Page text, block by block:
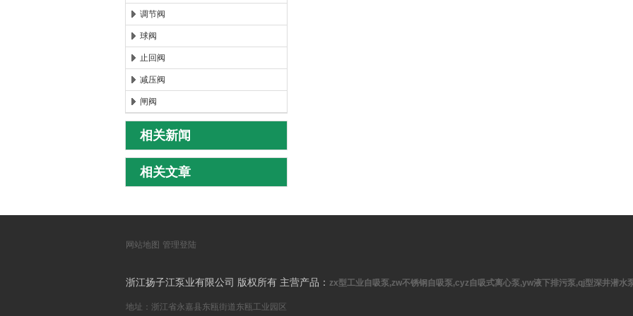
调节阀
球阀
止回阀
减压阀
闸阀
相关新闻
相关文章
网站地图 管理登陆
浙江扬子江泵业有限公司 版权所有 主营产品： zx型工业自吸泵,zw不锈钢自吸泵,cyz自吸式离心泵,yw液下排污泵,qj型深井潜水
地址：浙江省永嘉县东瓯街道东瓯工业园区